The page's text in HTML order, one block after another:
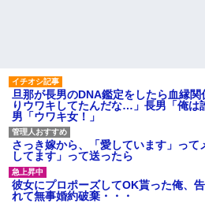
旦那が長男のDNA鑑定をしたら血縁
りウワキしてたんだな…」長男「俺は
男「ウワキ女！」
さっき嫁から、「愛しています」って
してます」って送ったら
彼女にプロポーズしてOK貰った俺、
れて無事婚約破棄・・・